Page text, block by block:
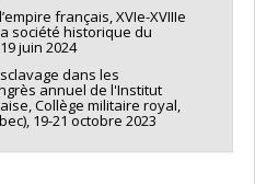
français, XVIe-XVIIIe
société historique du
juin 2024
dans les
annuel de l'Institut
Collège militaire royal,
19-21 octobre 2023